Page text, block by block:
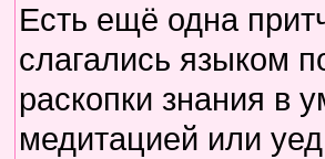
Есть ещё одна
слагались языком
раскопки знания в
медитацией или